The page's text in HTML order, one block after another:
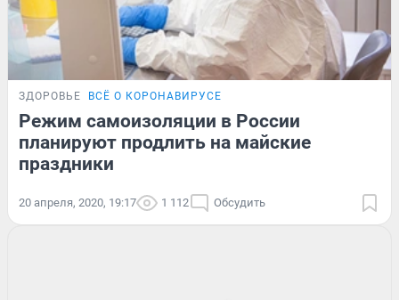
ЗДОРОВЬЕ ВСЁ О КОРОНАВИРУСЕ
Режим самоизоляции в России
планируют продлить на майские
праздники
20 апреля, 2020, 19:17 1 112 Обсудить